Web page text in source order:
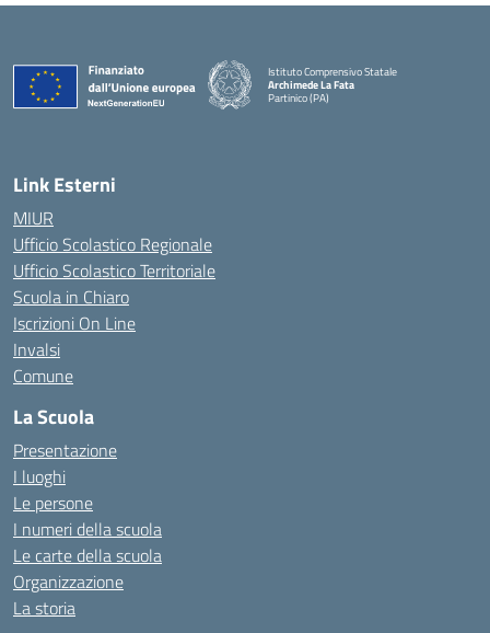
Istituto Comprensivo Statale
Archimede La Fata
Partinico (PA)
Link Esterni
MIUR
Ufficio Scolastico Regionale
Ufficio Scolastico Territoriale
Scuola in Chiaro
Iscrizioni On Line
Invalsi
Comune
La Scuola
Presentazione
I luoghi
Le persone
I numeri della scuola
Le carte della scuola
Organizzazione
La storia